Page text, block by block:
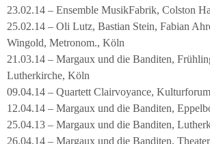
23.02.14 – Ensemble MusikFabrik, Colston
25.02.14 – Oli Lutz, Bastian Stein, Fabian
Wingold, Metronom., Köln
21.03.14 – Margaux und die Banditen,
Lutherkirche, Köln
09.04.14 – Quartett Clairvoyance,
12.04.14 – Margaux und die Banditen,
25.04.13 – Margaux und die Banditen,
26.04.14 – Margaux und die Banditen,